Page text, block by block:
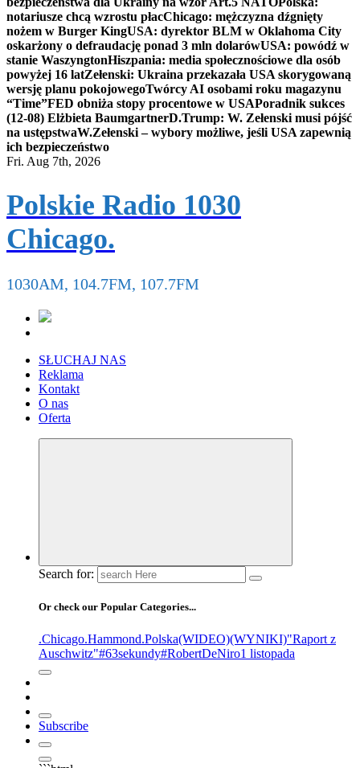
notariusze chcą wzrostu płacChicago: mężczyzna dźgnięty
nożem w Burger KingUSA: dyrektor BLM w Oklahoma City
oskarżony o defraudację ponad 3 mln dolarówUSA: powódź w
stanie WaszyngtonHiszpania: media społecznościowe dla osób
powyżej 16 latZełenski: Ukraina przekazała USA skorygowaną
wersję planu pokojowegoTwórcy AI osobami roku magazynu
“Time”FED obniża stopy procentowe w USAPoradnik sukces
(12-08) Elżbieta BaumgartnerD.Trump: W. Zełenski musi pójść
na ustępstwaW.Zełenski – wybory możliwe, jeśli USA zapewnią
ich bezpieczeństwo
Fri. Aug 7th, 2026
Polskie Radio 1030
Chicago.
1030AM, 104.7FM, 107.7FM
SŁUCHAJ NAS
Reklama
Kontakt
O nas
Oferta
Search for:
Or check our Popular Categories...
.Chicago.Hammond.Polska(WIDEO)(WYNIKI)"Raport z
Auschwitz"#63sekundy#RobertDeNiro1 listopada
Subscribe